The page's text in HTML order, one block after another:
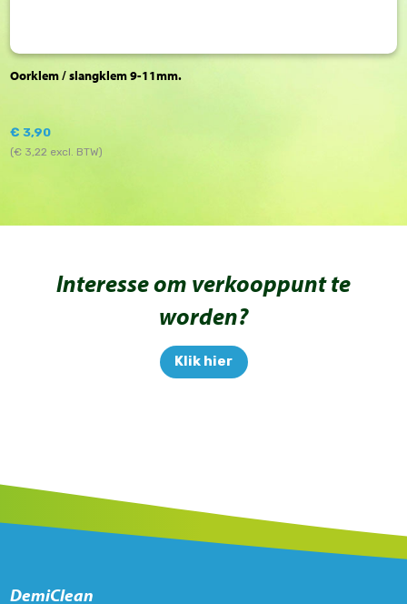
Oorklem / slangklem 9-11mm.
€ 3,90
(€ 3,22 excl. BTW)
Interesse om verkooppunt te
worden?
Klik hier
DemiClean